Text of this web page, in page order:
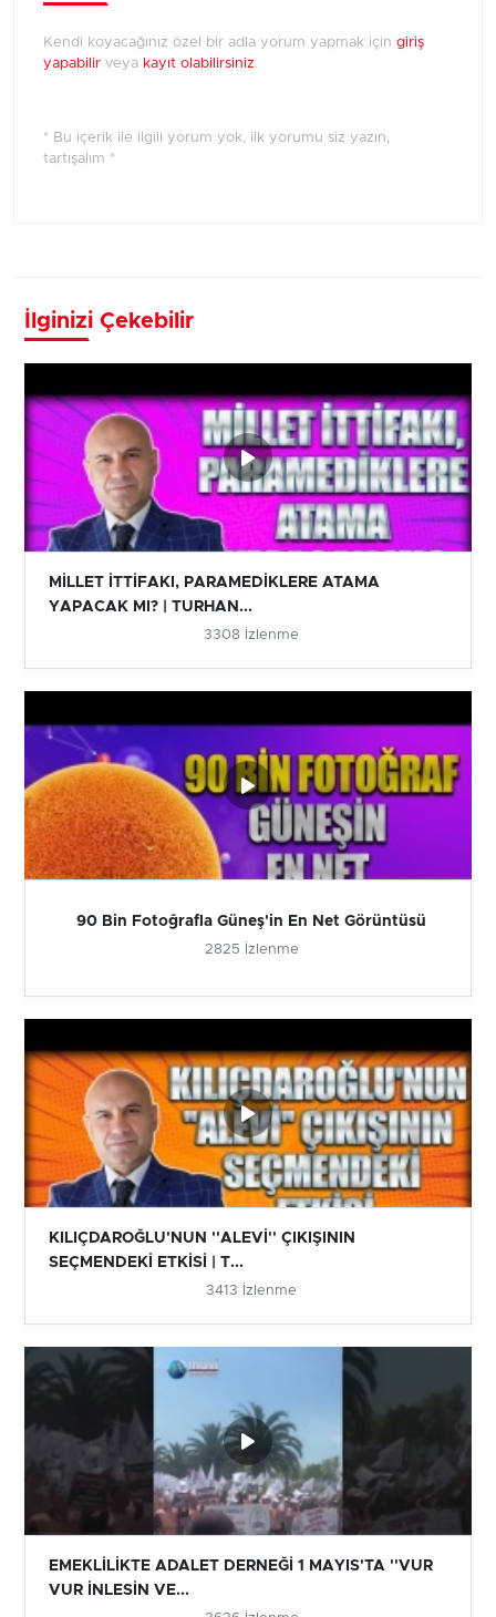
Kendi koyacağınız özel bir adla yorum yapmak için giriş
yapabilir veya kayıt olabilirsiniz.
* Bu içerik ile ilgili yorum yok, ilk yorumu siz yazın,
tartışalım *
İlginizi Çekebilir
MİLLET İTTİFAKI, PARAMEDİKLERE ATAMA
YAPACAK MI? | TURHAN...
3308 İzlenme
90 Bin Fotoğrafla Güneş'in En Net Görüntüsü
2825 İzlenme
KILIÇDAROĞLU'NUN ''ALEVİ'' ÇIKIŞININ
SEÇMENDEKİ ETKİSİ | T...
3413 İzlenme
EMEKLİLİKTE ADALET DERNEĞİ 1 MAYIS'TA ''VUR
VUR İNLESİN VE...